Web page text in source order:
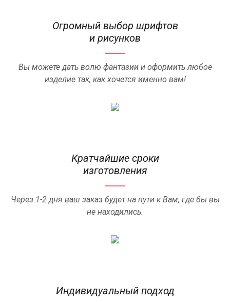
Огромный выбор шрифтов
и рисунков
Вы можете дать волю фантазии и оформить любое
изделие так, как хочется именно вам!
Кратчайшие сроки
изготовления
Через 1-2 дня ваш заказ будет на пути к Вам, где бы вы
не находились.
Индивидуальный подход